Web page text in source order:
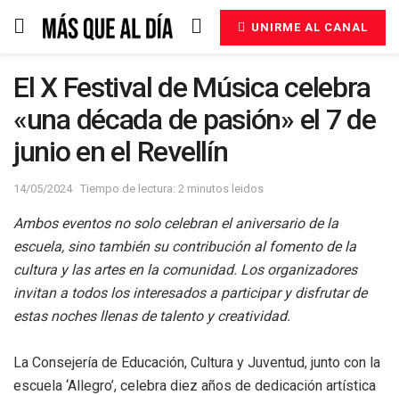
UNIRME AL CANAL
El X Festival de Música celebra
«una década de pasión» el 7 de
junio en el Revellín
14/05/2024 Tiempo de lectura: 2 minutos leidos
Ambos eventos no solo celebran el aniversario de la
escuela, sino también su contribución al fomento de la
cultura y las artes en la comunidad. Los organizadores
invitan a todos los interesados a participar y disfrutar de
estas noches llenas de talento y creatividad.
La Consejería de Educación, Cultura y Juventud, junto con la
escuela ‘Allegro’, celebra diez años de dedicación artística